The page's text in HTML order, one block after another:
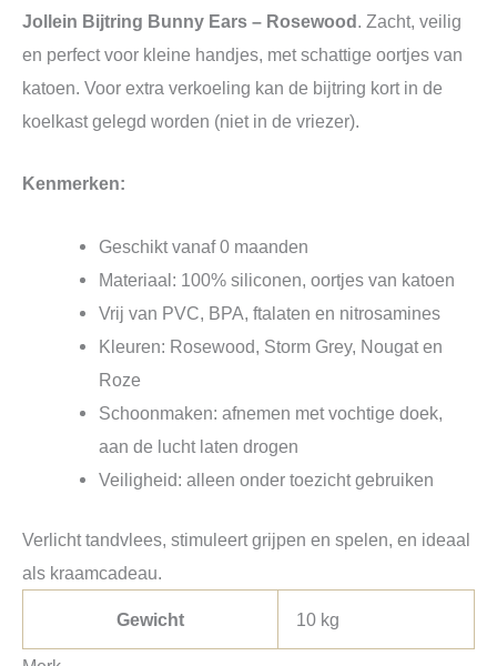
Jollein Bijtring Bunny Ears – Rosewood. Zacht, veilig
en perfect voor kleine handjes, met schattige oortjes van
katoen. Voor extra verkoeling kan de bijtring kort in de
koelkast gelegd worden (niet in de vriezer).
Kenmerken:
Geschikt vanaf 0 maanden
Materiaal: 100% siliconen, oortjes van katoen
Vrij van PVC, BPA, ftalaten en nitrosamines
Kleuren: Rosewood, Storm Grey, Nougat en
Roze
Schoonmaken: afnemen met vochtige doek,
aan de lucht laten drogen
Veiligheid: alleen onder toezicht gebruiken
Verlicht tandvlees, stimuleert grijpen en spelen, en ideaal
als kraamcadeau.
Gewicht 10 kg